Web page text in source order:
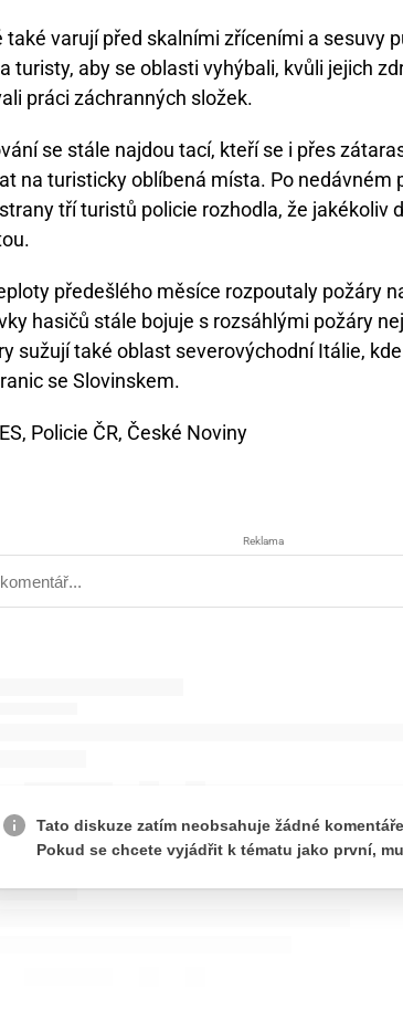
také varují před skalními zříceními a sesuvy
turisty, aby se oblasti vyhýbali, kvůli jejich
práci záchranných složek.
se stále najdou tací, kteří se i přes
na turisticky oblíbená místa. Po nedávném
tří turistů policie rozhodla, že jakékoliv
předešlého měsíce rozpoutaly požáry
hasičů stále bojuje s rozsáhlými požáry
sužují také oblast severovýchodní Itálie,
se Slovinskem.
Policie ČR, České Noviny
Reklama